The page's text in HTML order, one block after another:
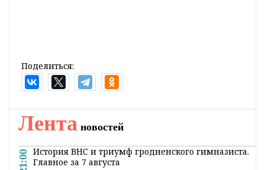
Поделиться:
Лента новостей
21:00 История ВНС и триумф гродненского гимназиста.
Главное за 7 августа